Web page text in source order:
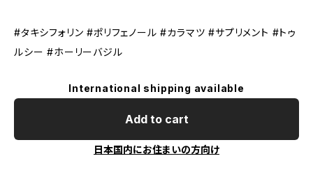
#タキシフォリン #ポリフェノール #カラマツ #サプリメント #トゥ
ルシー #ホーリーバジル
International shipping available
Add to cart
日本国内にお住まいの方向け